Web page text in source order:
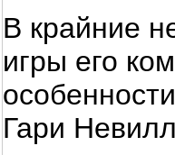
В крайние
игры его
Гари